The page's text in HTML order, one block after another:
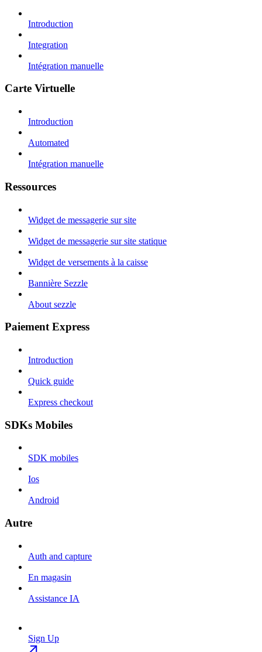
Introduction
Integration
Intégration manuelle
Carte Virtuelle
Introduction
Automated
Intégration manuelle
Ressources
Widget de messagerie sur site
Widget de messagerie sur site statique
Widget de versements à la caisse
Bannière Sezzle
About sezzle
Paiement Express
Introduction
Quick guide
Express checkout
SDKs Mobiles
SDK mobiles
Ios
Android
Autre
Auth and capture
En magasin
Assistance IA
Sign Up